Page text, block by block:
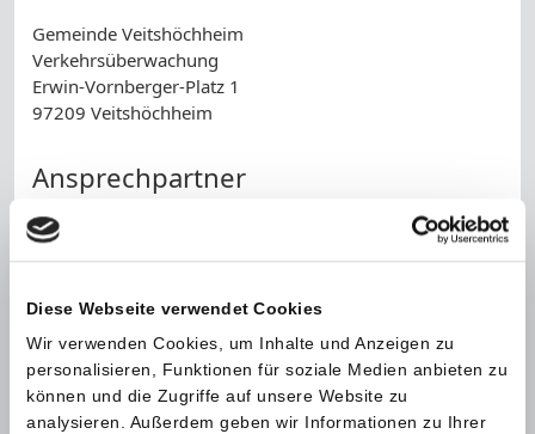
Diese Webseite verwendet Cookies
Wir verwenden Cookies, um Inhalte und Anzeigen zu
personalisieren, Funktionen für soziale Medien anbieten zu
können und die Zugriffe auf unsere Website zu
analysieren. Außerdem geben wir Informationen zu Ihrer
Gemeinde Veitshöchheim
Verkehrsüberwachung
Erwin-Vornberger-Platz 1
97209 Veitshöchheim
Ansprechpartner
Frau Kerner
Telefon:
Name *
Telefonnummer